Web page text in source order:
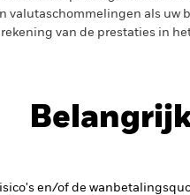
valutaschommelingen als uw
van de prestaties in
en/of de